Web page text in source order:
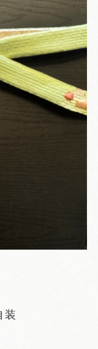
装